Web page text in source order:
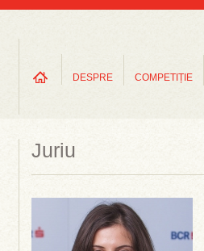
DESPRE COMPETIȚIE
Juriu